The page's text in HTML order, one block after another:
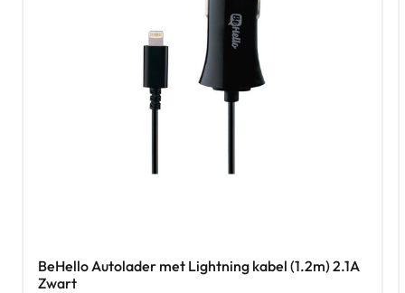
BeHello Autolader met Lightning kabel (1.2m) 2.1A
Zwart